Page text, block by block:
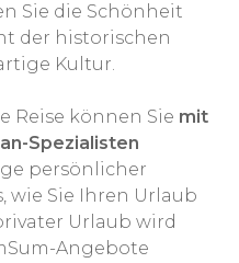
Sie die Schönheit
der historischen
Kultur.
Reise können Sie mit
Spezialisten
persönlicher
wie Sie Ihren Urlaub
Urlaub wird
Angebote